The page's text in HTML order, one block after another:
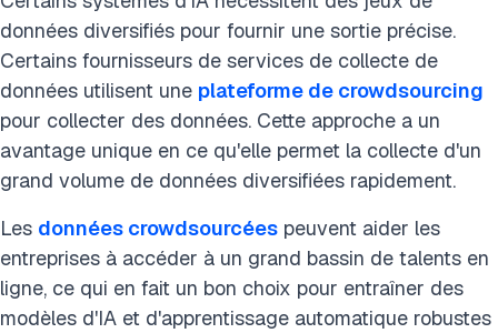
données diversifiés pour fournir une sortie précise.
Certains fournisseurs de services de collecte de
données utilisent une plateforme de crowdsourcing
pour collecter des données. Cette approche a un
avantage unique en ce qu'elle permet la collecte d'un
grand volume de données diversifiées rapidement.
Les données crowdsourcées peuvent aider les
entreprises à accéder à un grand bassin de talents en
ligne, ce qui en fait un bon choix pour entraîner des
modèles d'IA et d'apprentissage automatique robustes